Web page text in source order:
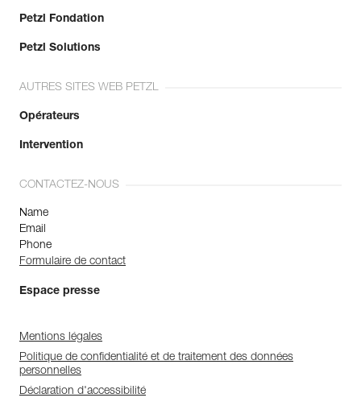
Petzl Fondation
Petzl Solutions
AUTRES SITES WEB PETZL
Opérateurs
Intervention
CONTACTEZ-NOUS
Name
Email
Phone
Formulaire de contact
Espace presse
Mentions légales
Politique de confidentialité et de traitement des données
personnelles
Déclaration d'accessibilité